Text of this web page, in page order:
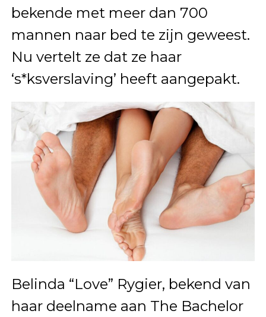
bekende met meer dan 700
mannen naar bed te zijn geweest.
Nu vertelt ze dat ze haar
‘s*ksverslaving’ heeft aangepakt.
Belinda “Love” Rygier, bekend van
haar deelname aan The Bachelor